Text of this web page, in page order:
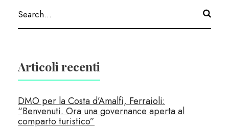
Articoli recenti
DMO per la Costa d’Amalfi, Ferraioli:
“Benvenuti. Ora una governance aperta al
comparto turistico”